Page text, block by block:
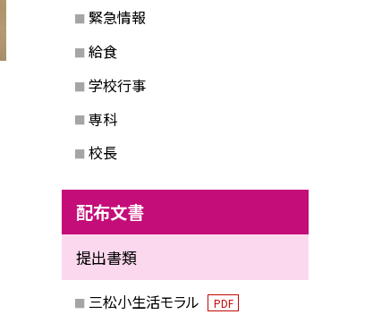
緊急情報
給食
学校行事
専科
校長
配布文書
提出書類
三松小生活モラル PDF